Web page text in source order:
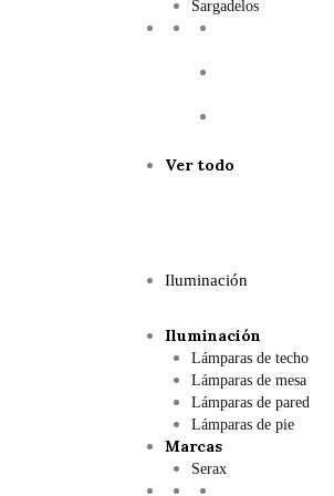
Sargadelos
Ver todo
Iluminación
Iluminación
Lámparas de techo
Lámparas de mesa
Lámparas de pared
Lámparas de pie
Marcas
Serax